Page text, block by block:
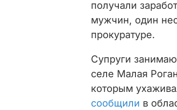
получали
мужчин, один
прокуратуре.
Супруги
селе Малая
которым
сообщили в